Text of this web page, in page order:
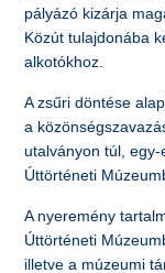
pályázó kizárja
Közút tulajdonába
alkotókhoz.
A zsűri döntése
a
utalványon túl,
Úttörténeti
A nyeremény
Úttörténeti
illetve a múzeumi